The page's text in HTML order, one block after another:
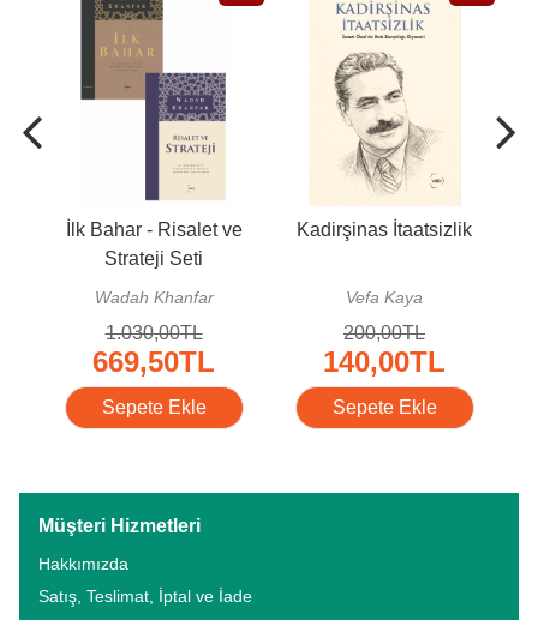
İlk Bahar - Risalet ve
Strateji Seti
Wadah Khanfar
1.030,00TL
669,50TL
Sepete Ekle
Kadirşinas İtaatsizlik
Vefa Kaya
200,00TL
140,00TL
Sepete Ekle
Müşteri Hizmetleri
Hakkımızda
Satış, Teslimat, İptal ve İade